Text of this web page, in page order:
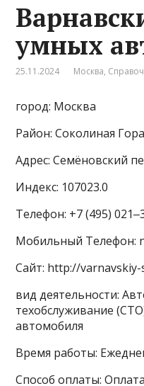
умных
25.11.2024 Москва,
город: Москва
Район: Соколиная
Адрес: Семёновский
Индекс: 107023.0
Телефон: +7 (495)
Мобильный Телефон:
Сайт: http://
вид деятельности:
техобслуживание
автомобиля
Время работы:
Способ оплаты: